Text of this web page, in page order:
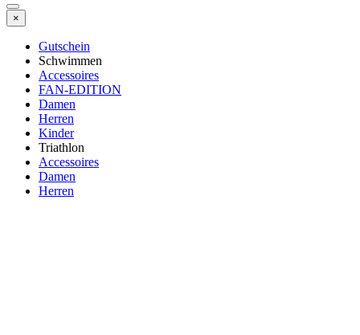
×
Gutschein
Schwimmen
Accessoires
FAN-EDITION
Damen
Herren
Kinder
Triathlon
Accessoires
Damen
Herren